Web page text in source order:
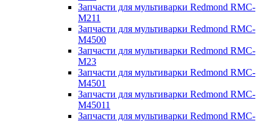
Запчасти для мультиварки Redmond RMC-
M211
Запчасти для мультиварки Redmond RMC-
M4500
Запчасти для мультиварки Redmond RMC-
M23
Запчасти для мультиварки Redmond RMC-
M4501
Запчасти для мультиварки Redmond RMC-
M45011
Запчасти для мультиварки Redmond RMC-